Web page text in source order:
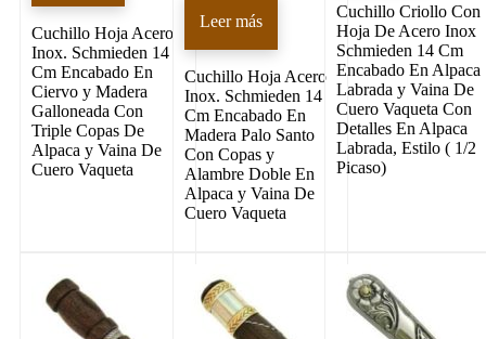
Cuchillo Hoja Acero
Inox. Schmieden 14
Cm Encabado En
Ciervo y Madera
Galloneada Con
Triple Copas De
Alpaca y Vaina De
Cuero Vaqueta
Leer más
Cuchillo Hoja Acero
Inox. Schmieden 14
Cm Encabado En
Madera Palo Santo
Con Copas y
Alambre Doble En
Alpaca y Vaina De
Cuero Vaqueta
Cuchillo Criollo Con
Hoja De Acero Inox
Schmieden 14 Cm
Encabado En Alpaca
Labrada y Vaina De
Cuero Vaqueta Con
Detalles En Alpaca
Labrada, Estilo ( 1/2
Picaso)